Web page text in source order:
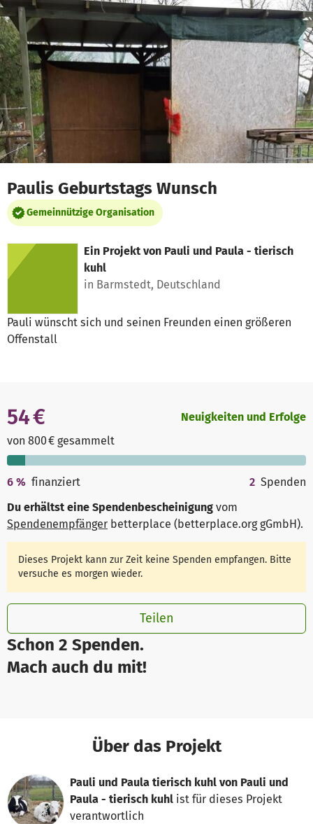
Zum Hauptinhalt springen
Erklärung zur Barrierefreiheit anzeigen
Paulis Geburtstags Wunsch
Gemeinnützige Organisation
Ein Projekt von Pauli und Paula - tierisch
kuhl
in Barmstedt, Deutschland
Pauli wünscht sich und seinen Freunden einen größeren
Offenstall
Schon 2 Spenden.
Mach auch du mit!
54 €
von 800 € gesammelt
Neuigkeiten und Erfolge
6 % finanziert 2 Spenden
Du erhältst eine Spendenbescheinigung vom
Spendenempfänger betterplace (betterplace.org gGmbH).
Dieses Projekt kann zur Zeit keine Spenden empfangen. Bitte
versuche es morgen wieder.
Teilen
Über das Projekt
Pauli und Paula tierisch kuhl von Pauli und
Paula - tierisch kuhl ist für dieses Projekt
verantwortlich